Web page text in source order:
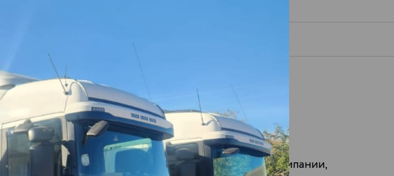
уровне. Предложения заинтересуют компании,